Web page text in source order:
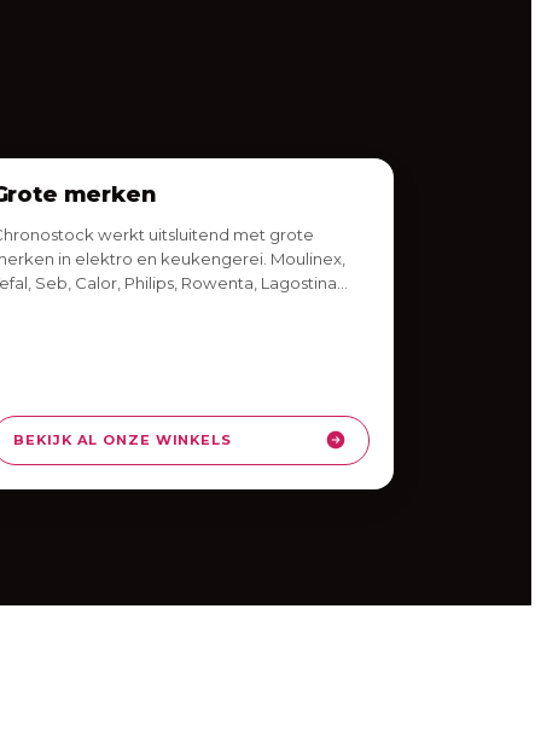
merken
werkt uitsluitend met grote
in elektro en keukengerei. Moulinex,
Seb, Calor, Philips, Rowenta, Lagostina…
BEKIJK AL ONZE WINKELS